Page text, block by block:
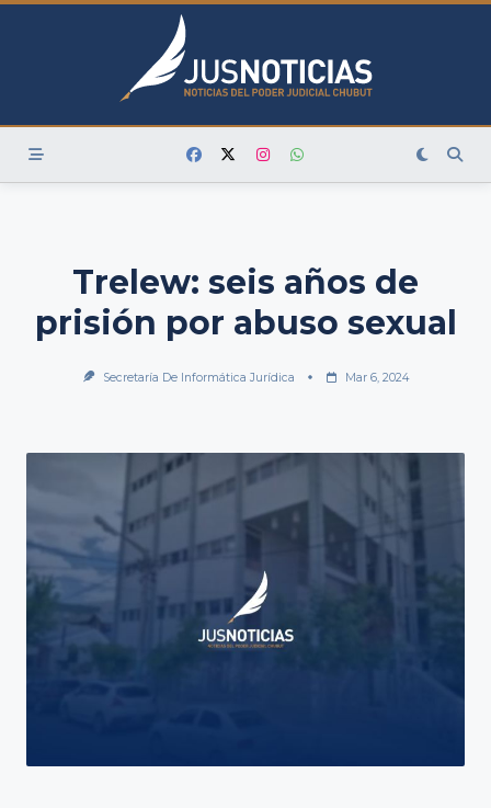
Skip
Trelew: seis años de
prisión por abuso sexual
Secretaría De Informática Jurídica Mar 6, 2024